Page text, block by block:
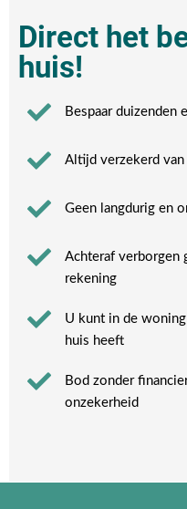
Direct het
huis!
Bespaar duizenden
Altijd verzekerd van
Geen langdurig en
Achteraf verborgen
rekening​
U kunt in de
huis heeft​
Bod zonder
onzekerheid​